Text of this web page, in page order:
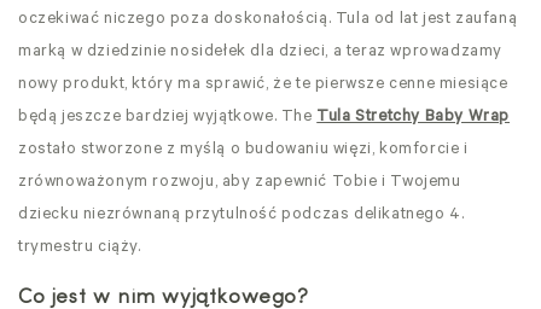
oczekiwać niczego poza doskonałością. Tula od lat jest zaufaną
marką w dziedzinie nosidełek dla dzieci, a teraz wprowadzamy
nowy produkt, który ma sprawić, że te pierwsze cenne miesiące
będą jeszcze bardziej wyjątkowe. TheTula Stretchy Baby Wrap
zostało stworzone z myślą o budowaniu więzi, komforcie i
zrównoważonym rozwoju, aby zapewnić Tobie i Twojemu
dziecku niezrównaną przytulność podczas delikatnego 4.
trymestru ciąży.
Co jest w nim wyjątkowego?